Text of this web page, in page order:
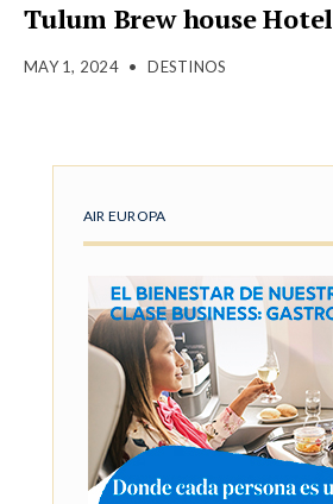
Tulum Brew house Hotel
MAY 1, 2024 • DESTINOS
AIR EUROPA